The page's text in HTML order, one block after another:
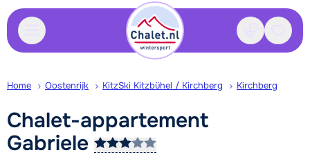
Contact
Home Oostenrijk KitzSki Kitzbühel / Kirchberg Kirchberg
Chalet-appartement
Gabriele